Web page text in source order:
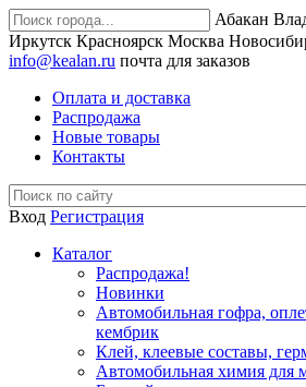
Абакан
Иркутск Красноярск Москва
info@kealan.ru почта для заказов
Оплата и доставка
Распродажа
Новые товары
Контакты
Вход Регистрация
Каталог
Распродажа!
Новинки
Автомобильная гофра,
кембрик
Клей, клеевые составы,
Автомобильная химия для